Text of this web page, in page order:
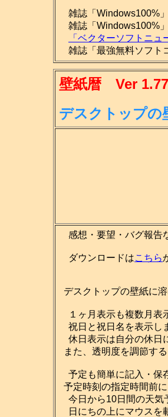
雑誌「Windows100%
雑誌「Windows100%
「ベクターソフトニュ
雑誌「最強無料ソフト
壁紙暦 Ver 1.77
デスクトップの
感想・要望・バグ報告
ダウンロードはこちら
デスクトップの壁紙に
１ヶ月表示も複数月表
祝日と祝日名を表示し
休日表示は自分の休日
また、透明度を調節す
予定も簡単に記入・保
予定時刻の指定時間前
今日から10日間の天気
日にちの上にマウスを